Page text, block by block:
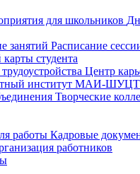
для школьников
занятий Расписание
студента
Центр
институт МАИ-ШУЦТ
Творческие
работы Кадровые
работников